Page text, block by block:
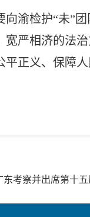
渝检护“未”
严相济的法
正义、保障
考察并出席第十五